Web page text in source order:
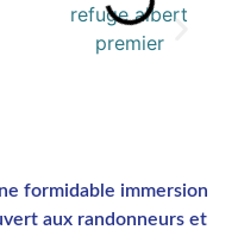
formidable immersion
aux randonneurs et